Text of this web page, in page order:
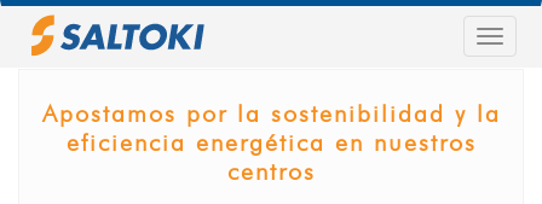
Pasar
Apostamos por la sostenibilidad y la
eficiencia energética en nuestros
centros